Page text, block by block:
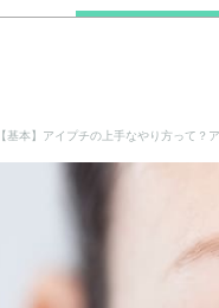
【基本】アイプチの上手なやり方って？